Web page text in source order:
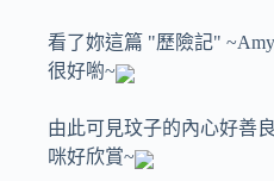
看了妳這篇 "歷險記"
很好喲~
由此可見玟子的內心好善
咪好欣賞~